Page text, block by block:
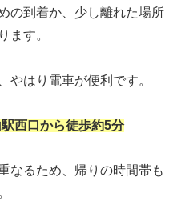
の到着か、少し離れた場所
ます。
やはり電車が便利です。
西口から徒歩約5分
なるため、帰りの時間帯も